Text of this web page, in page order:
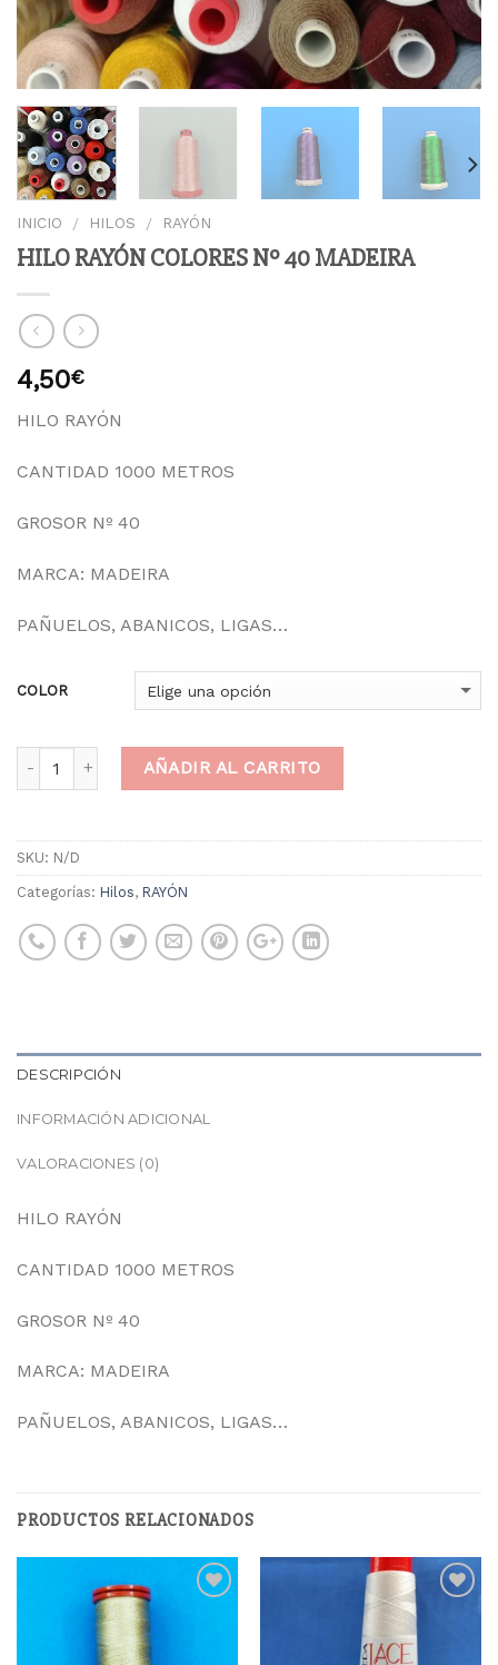
INICIO / HILOS / RAYÓN
HILO RAYÓN COLORES Nº 40 MADEIRA
4,50€
HILO RAYÓN
CANTIDAD 1000 METROS
GROSOR Nº 40
MARCA: MADEIRA
PAÑUELOS, ABANICOS, LIGAS…
COLOR
AÑADIR AL CARRITO
SKU: N/D
Categorías: Hilos, RAYÓN
DESCRIPCIÓN
INFORMACIÓN ADICIONAL
VALORACIONES (0)
HILO RAYÓN
CANTIDAD 1000 METROS
GROSOR Nº 40
MARCA: MADEIRA
PAÑUELOS, ABANICOS, LIGAS…
PRODUCTOS RELACIONADOS